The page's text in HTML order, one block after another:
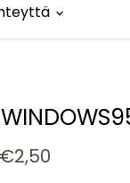
hinta
Nykyinen hinta
€2,50